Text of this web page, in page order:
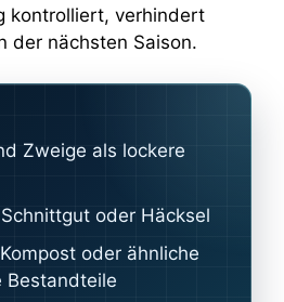
kontrolliert, verhindert
der nächsten Saison.
Zweige als lockere
oder Häcksel
oder ähnliche
Bestandteile